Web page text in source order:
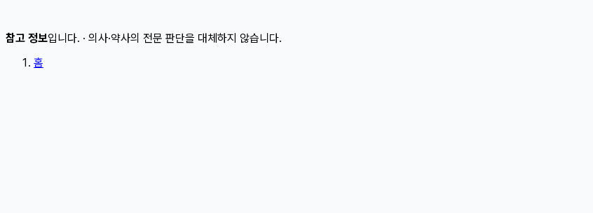
참고 정보입니다. · 의사·약사의 전문 판단을 대체하지 않습니다.
홈